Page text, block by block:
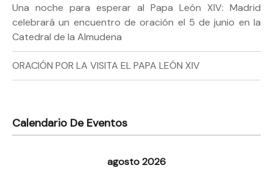
Una noche para esperar al Papa León XIV: Madrid
celebrará un encuentro de oración el 5 de junio en la
Catedral de la Almudena
ORACIÓN POR LA VISITA EL PAPA LEÓN XIV
Calendario De Eventos
agosto 2026